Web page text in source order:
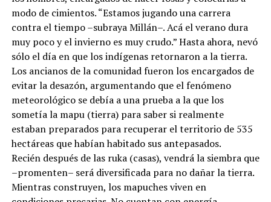
modo de cimientos. “Estamos jugando una carrera
contra el tiempo –subraya Millán–. Acá el verano dura
muy poco y el invierno es muy crudo.” Hasta ahora, nevó
sólo el día en que los indígenas retornaron a la tierra.
Los ancianos de la comunidad fueron los encargados de
evitar la desazón, argumentando que el fenómeno
meteorológico se debía a una prueba a la que los
sometía la mapu (tierra) para saber si realmente
estaban preparados para recuperar el territorio de 535
hectáreas que habían habitado sus antepasados.
Recién después de las ruka (casas), vendrá la siembra que
–promenten– será diversificada para no dañar la tierra.
Mientras construyen, los mapuches viven en